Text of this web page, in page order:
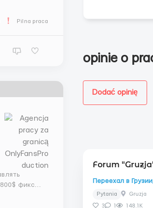
Pilna praca
opinie o
Dodać opinię
Forum
Переехал в
Pytania Gruzja
3 1 148.1K